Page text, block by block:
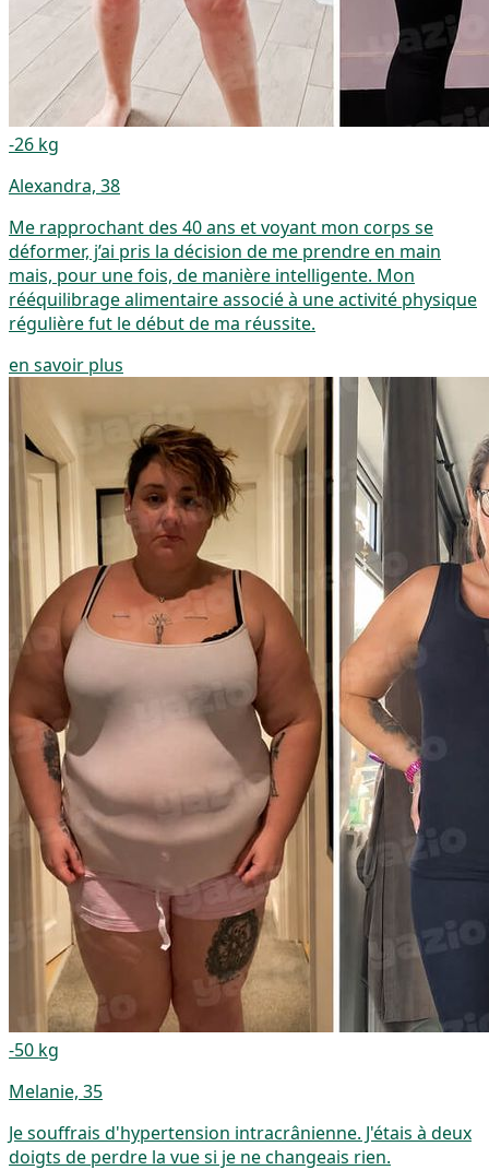
-26 kg
Alexandra, 38
Me rapprochant des 40 ans et voyant mon corps se
déformer, j’ai pris la décision de me prendre en main
mais, pour une fois, de manière intelligente. Mon
rééquilibrage alimentaire associé à une activité physique
régulière fut le début de ma réussite.
en savoir plus
-50 kg
Melanie, 35
Je souffrais d'hypertension intracrânienne. J'étais à deux
doigts de perdre la vue si je ne changeais rien.